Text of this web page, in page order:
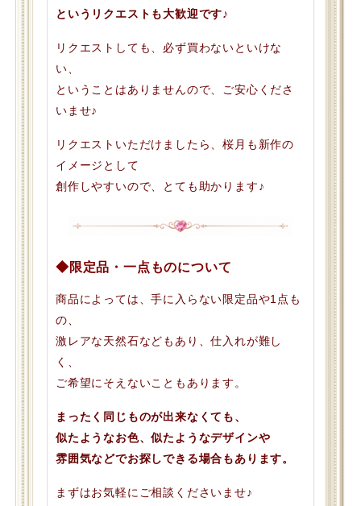
というリクエストも大歓迎です♪
リクエストしても、必ず買わないといけな
い、
ということはありませんので、ご安心くださ
いませ♪
リクエストいただけましたら、桜月も新作の
イメージとして
創作しやすいので、とても助かります♪
◆限定品・一点ものについて
商品によっては、手に入らない限定品や1点も
の、
激レアな天然石などもあり、仕入れが難し
く、
ご希望にそえないこともあります。
まったく同じものが出来なくても、
似たようなお色、似たようなデザインや
雰囲気などでお探しできる場合もあります。
まずはお気軽にご相談くださいませ♪